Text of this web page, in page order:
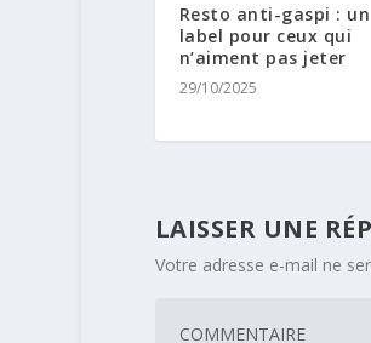
Resto anti-gaspi : un
label pour ceux qui
n’aiment pas jeter
29/10/2025
LAISSER UNE
Votre adresse e-mail ne